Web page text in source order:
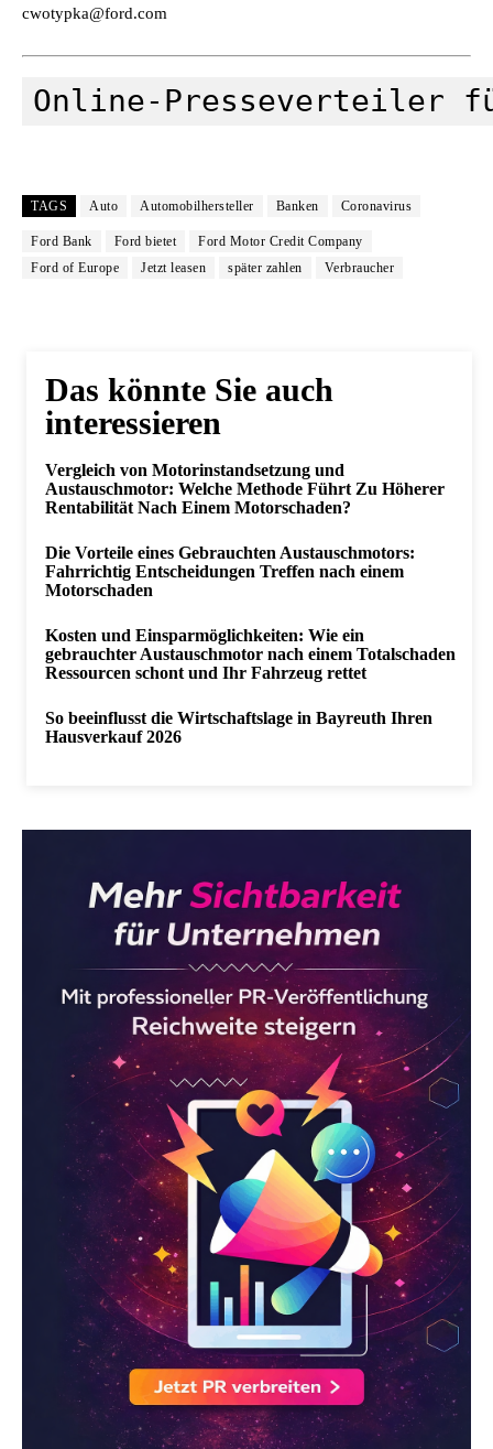
cwotypka@ford.com
Online-Presseverteiler
TAGS Auto Automobilhersteller Banken Coronavirus
Ford Bank Ford bietet
Ford Motor Credit Company
Ford of Europe
Jetzt leasen später zahlen Verbraucher
Das könnte Sie auch
interessieren
Vergleich von Motorinstandsetzung und
Austauschmotor: Welche Methode Führt Zu Höherer
Rentabilität Nach Einem Motorschaden?
Die Vorteile eines Gebrauchten Austauschmotors:
Fahrrichtig Entscheidungen Treffen nach einem
Motorschaden
Kosten und Einsparmöglichkeiten: Wie ein
gebrauchter Austauschmotor nach einem Totalschaden
Ressourcen schont und Ihr Fahrzeug rettet
So beeinflusst die Wirtschaftslage in Bayreuth Ihren
Hausverkauf 2026